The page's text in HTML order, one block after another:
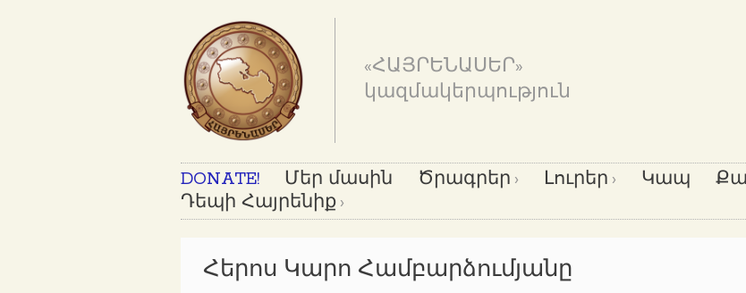
«ՀԱՅՐԵՆԱՍԵՐ»
կազմակերպություն
DONATE! Մեր մասին Ծրագրեր Լուրեր Կապ
Դեպի Հայրենիք
Հերոս Կարո Համբարձումյանը